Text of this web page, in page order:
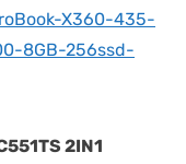
X360-435-
8GB-256ssd-
2IN1